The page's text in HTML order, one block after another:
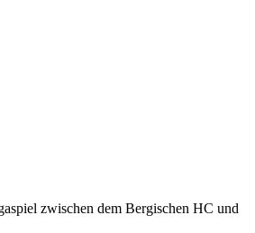
zwischen dem Bergischen HC und